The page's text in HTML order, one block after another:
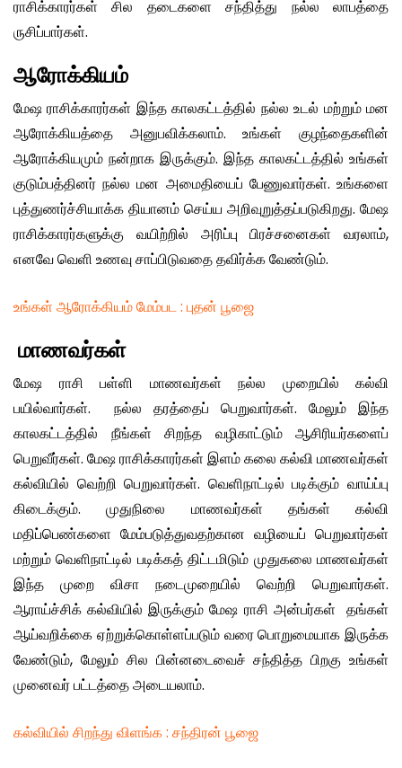
ராசிக்காரர்கள் சில தடைகளை சந்தித்து நல்ல லாபத்தை
ருசிப்பார்கள்.
ஆரோக்கியம்
மேஷ ராசிக்காரர்கள் இந்த காலகட்டத்தில் நல்ல உடல் மற்றும் மன
ஆரோக்கியத்தை அனுபவிக்கலாம். உங்கள் குழந்தைகளின்
ஆரோக்கியமும் நன்றாக இருக்கும். இந்த காலகட்டத்தில் உங்கள்
குடும்பத்தினர் நல்ல மன அமைதியைப் பேணுவார்கள். உங்களை
புத்துணர்ச்சியாக்க தியானம் செய்ய அறிவுறுத்தப்படுகிறது. மேஷ
ராசிக்காரர்களுக்கு வயிற்றில் அரிப்பு பிரச்சனைகள் வரலாம்,
எனவே வெளி உணவு சாப்பிடுவதை தவிர்க்க வேண்டும்.
உங்கள் ஆரோக்கியம் மேம்பட : புதன் பூஜை
மாணவர்கள்
மேஷ ராசி பள்ளி மாணவர்கள் நல்ல முறையில் கல்வி
பயில்வார்கள். நல்ல தரத்தைப் பெறுவார்கள். மேலும் இந்த
காலகட்டத்தில் நீங்கள் சிறந்த வழிகாட்டும் ஆசிரியர்களைப்
பெறுவீர்கள். மேஷ ராசிக்காரர்கள் இளம் கலை கல்வி மாணவர்கள்
கல்வியில் வெற்றி பெறுவார்கள். வெளிநாட்டில் படிக்கும் வாய்ப்பு
கிடைக்கும். முதுநிலை மாணவர்கள் தங்கள் கல்வி
மதிப்பெண்களை மேம்படுத்துவதற்கான வழியைப் பெறுவார்கள்
மற்றும் வெளிநாட்டில் படிக்கத் திட்டமிடும் முதுகலை மாணவர்கள்
இந்த முறை விசா நடைமுறையில் வெற்றி பெறுவார்கள்.
ஆராய்ச்சிக் கல்வியில் இருக்கும் மேஷ ராசி அன்பர்கள் தங்கள்
ஆய்வறிக்கை ஏற்றுக்கொள்ளப்படும் வரை பொறுமையாக இருக்க
வேண்டும், மேலும் சில பின்னடைவைச் சந்தித்த பிறகு உங்கள்
முனைவர் பட்டத்தை அடையலாம்.
கல்வியில் சிறந்து விளங்க : சந்திரன் பூஜை